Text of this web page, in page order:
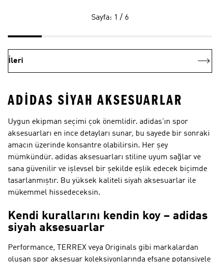
Sayfa: 1 / 6
İleri
ADIDAS SIYAH AKSESUARLAR
Uygun ekipman seçimi çok önemlidir. adidas'ın spor
aksesuarları en ince detayları sunar, bu sayede bir sonraki
amacın üzerinde konsantre olabilirsin. Her şey
mümkündür. adidas aksesuarları stiline uyum sağlar ve
sana güvenilir ve işlevsel bir şekilde eşlik edecek biçimde
tasarlanmıştır. Bu yüksek kaliteli siyah aksesuarlar ile
mükemmel hissedeceksin.
Kendi kurallarını kendin koy – adidas
siyah aksesuarlar
Performance, TERREX veya Originals gibi markalardan
oluşan spor aksesuar koleksiyonlarında efsane potansiyele